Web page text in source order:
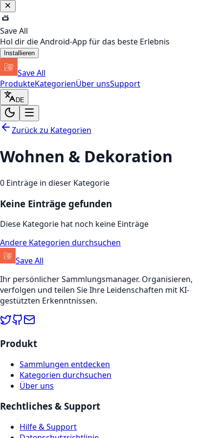
Save All
Hol dir die Android-App für das beste Erlebnis
Installieren
Save All
ProdukteKategorienÜber unsSupport
DE
Zurück zu Kategorien
Wohnen & Dekoration
0 Einträge in dieser Kategorie
Keine Einträge gefunden
Diese Kategorie hat noch keine Einträge
Andere Kategorien durchsuchen
Save All
Ihr persönlicher Sammlungsmanager. Organisieren,
verfolgen und teilen Sie Ihre Leidenschaften mit KI-
gestützten Erkenntnissen.
Produkt
Sammlungen entdecken
Kategorien durchsuchen
Über uns
Rechtliches & Support
Hilfe & Support